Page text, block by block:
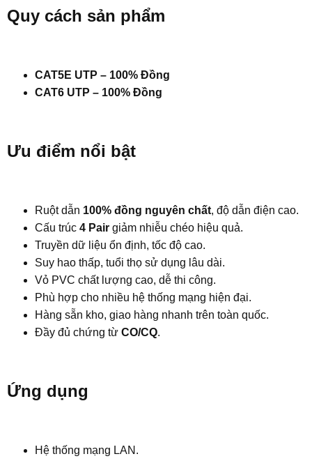
Quy cách sản phẩm
CAT5E UTP – 100% Đồng
CAT6 UTP – 100% Đồng
Ưu điểm nổi bật
Ruột dẫn 100% đồng nguyên chất, độ dẫn điện cao.
Cấu trúc 4 Pair giảm nhiễu chéo hiệu quả.
Truyền dữ liệu ổn định, tốc độ cao.
Suy hao thấp, tuổi thọ sử dụng lâu dài.
Vỏ PVC chất lượng cao, dễ thi công.
Phù hợp cho nhiều hệ thống mạng hiện đại.
Hàng sẵn kho, giao hàng nhanh trên toàn quốc.
Đầy đủ chứng từ CO/CQ.
Ứng dụng
Hệ thống mạng LAN.